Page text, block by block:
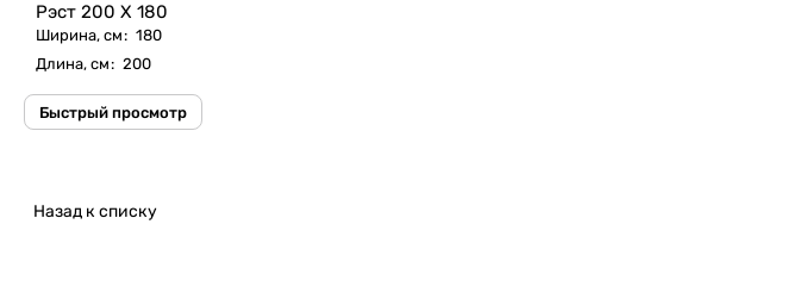
Рэст 200 X 180
Ширина, см: 180
Длина, см: 200
Быстрый просмотр
Назад к списку